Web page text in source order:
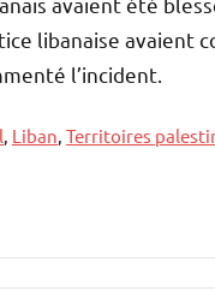
libanaise avaient
l’incident.
, Liban, Territoires